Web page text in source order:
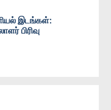
இடங்கள்:
பிரிவு